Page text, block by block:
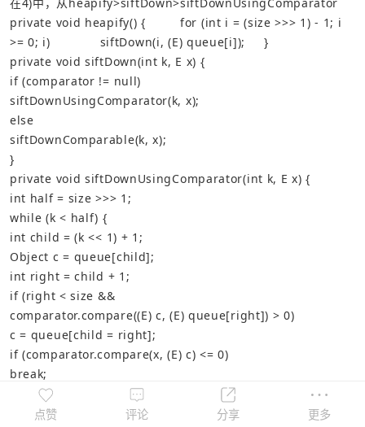
在4)中，从heapify>siftDown>siftDownUsingComparator
private void heapify() { for (int i = (size >>> 1 ) - 1 ; i
>= 0; i) siftDown(i, (E) queue[i]);
}
private void siftDown(int k, E x) {
if (comparator != null)
siftDownUsingComparator(k, x);
else
siftDownComparable(k, x);
}
private void siftDownUsingComparator(int k, E x) {
int half = size >>> 1 ;
while (k < half) {
int child = (k << 1) + 1 ;
Object c = queue[child];
int right = child + 1 ;
if (right < size &&
comparator.compare((E) c, (E) queue[right]) > 0)
c = queue[child = right];
if (comparator.compare(x, (E) c) <= 0)
break;
queue[k
child
点赞 评论 分享 更多